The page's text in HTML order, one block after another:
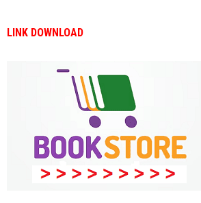
LINK DOWNLOAD